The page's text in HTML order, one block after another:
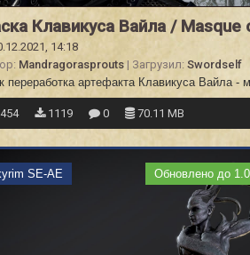
Клавикуса Вайла / Masque
14:18
Mandragorasprouts| Загрузил: Swordself
переработка артефакта Клавикуса Вайла -
1119 0 70.11 MB
SE-AE Обновлено до